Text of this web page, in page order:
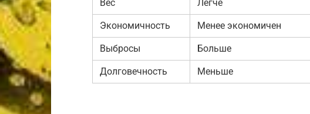
Вес Легче
Экономичность Менее экономичен
Выбросы Больше
Долговечность Меньше